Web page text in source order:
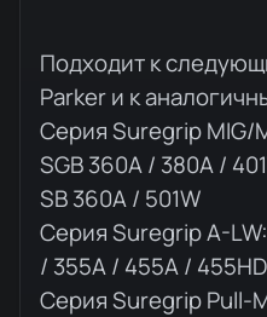
Подходит к
Parker и к
Серия Suregrip MIG/
SGB 360A / 380A /
SB 360A / 501W
Серия Suregrip A-
/ 355A / 455A / 455HD
Серия Suregrip Pull-